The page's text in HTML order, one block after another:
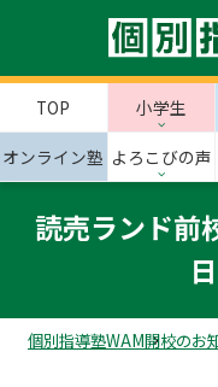
TOP 小学生
オンライン塾 よろこびの声
読売ランド前
個別指導塾WAM開校のお